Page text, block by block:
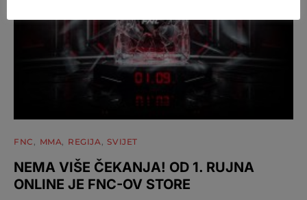
FNC MMA REGIJA SVIJET
NEMA VIŠE ČEKANJA! OD 1. RUJNA
ONLINE JE FNC-OV STORE